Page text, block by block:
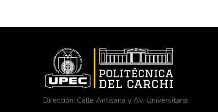
Dirección: Calle Antisana y Av. Universitaria